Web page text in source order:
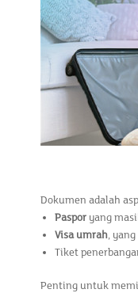
Dokumen adalah
Pasporyang
Visa umrah,
Tiket
Penting untuk